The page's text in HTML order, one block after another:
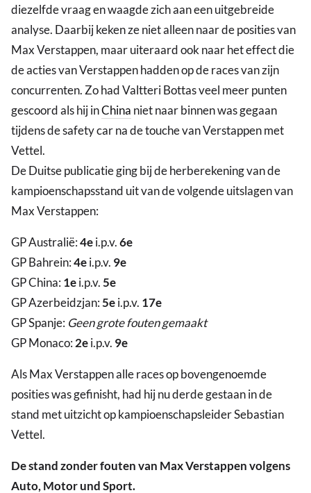
diezelfde vraag en waagde zich aan een uitgebreide
analyse. Daarbij keken ze niet alleen naar de posities van
Max Verstappen, maar uiteraard ook naar het effect die
de acties van Verstappen hadden op de races van zijn
concurrenten. Zo had Valtteri Bottas veel meer punten
gescoord als hij inChina niet naar binnen was gegaan
tijdens de safety car na de touche van Verstappen met
Vettel.
De Duitse publicatie ging bij de herberekening van de
kampioenschapsstand uit van de volgende uitslagen van
Max Verstappen:
GP Australië:4ei.p.v.6e
GP Bahrein:4ei.p.v. 9e
GP China: 1ei.p.v.5e
GP Azerbeidzjan:5ei.p.v. 17e
GP Spanje: Geen grote fouten gemaakt
GP Monaco: 2ei.p.v. 9e
Als Max Verstappen alle races op bovengenoemde
posities was gefinisht, had hij nu derde gestaan in de
stand met uitzicht op kampioenschapsleider Sebastian
Vettel.
De stand zonder fouten van Max Verstappen volgens
Auto, Motor und Sport.